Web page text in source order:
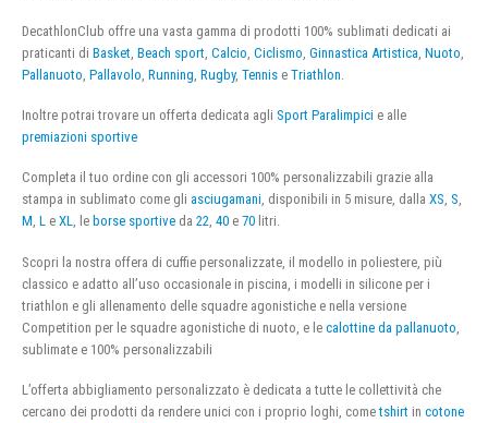
DecathlonClub offre una vasta gamma di prodotti 100% sublimati dedicati ai
praticanti di Basket Beach sport Calcio Ciclismo Ginnastica Artistica Nuoto
Pallanuoto Pallavolo Running Rugby, Tennis e Triathlon
Inoltre potrai trovare un offerta dedicata agli Sport Paralimpici e alle
premiazioni sportive
Completa il tuo ordine con gli accessori 100% personalizzabili grazie alla
stampa in sublimato come gli asciugamani, disponibili in 5 misure, dalla XS, S,
M, L e XL, le borse sportive da 22, 40 e 70 litri.
Scopri la nostra offera di cuffie personalizzate, il modello in poliestere, più
classico e adatto all’uso occasionale in piscina, i modelli in silicone per i
triathlon e gli allenamento delle squadre agonistiche e nella versione
Competition per le squadre agonistiche di nuoto, e le calottine da pallanuoto
sublimate e 100% personalizzabili
L’offerta abbigliamento personalizzato è dedicata a tutte le collettività che
cercano dei prodotti da rendere unici con i proprio loghi, cometshirt in cotone